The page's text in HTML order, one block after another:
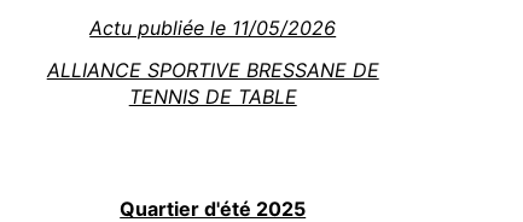
Actu publiée le 11/05/2026
ALLIANCE SPORTIVE BRESSANE DE
TENNIS DE TABLE
Quartier d'été 2025